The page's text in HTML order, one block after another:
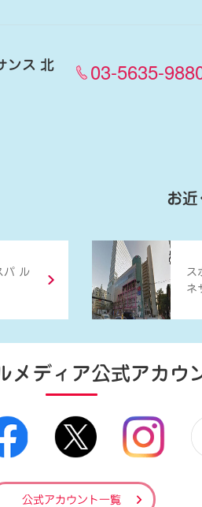
ンス 北 03-5635-
お近
パ ル
ス
ネ
メディア公式アカウ
公式アカウント一覧